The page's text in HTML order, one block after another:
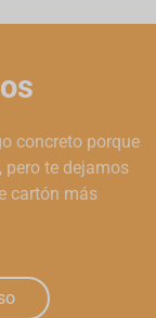
concreto porque
te dejamos
cartón más